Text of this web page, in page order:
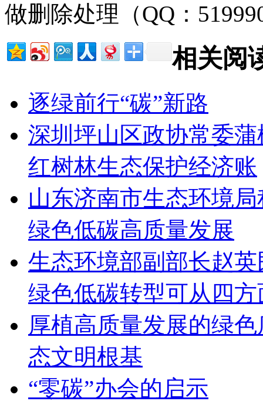
做删除处理（QQ：
相关阅
逐绿前行“碳”新路
深圳坪山区政协常委
红树林生态保护经济账
山东济南市生态环境
绿色低碳高质量发展
生态环境部副部长赵
绿色低碳转型可从四
厚植高质量发展的绿
态文明根基
“零碳”办会的启示